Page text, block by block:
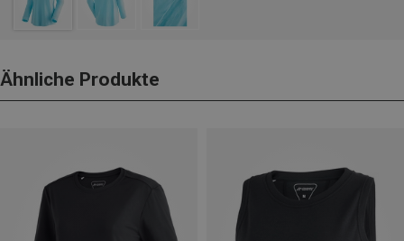
Ähnliche Produkte